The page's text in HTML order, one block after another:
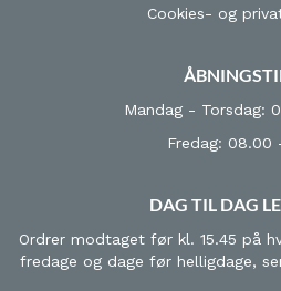
Cookies- og
Mandag - Torsdag:
Fredag: 08.00
DAG TIL DAG
Ordrer modtaget før kl. 15.45 på
fredage og dage før helligdage,